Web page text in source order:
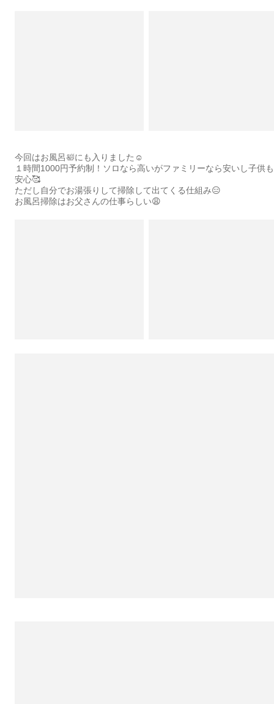
今回はお風呂🛀にも入りました☺️
１時間1000円予約制！ソロなら高いがファミリーなら安いし子供も
安心🥰
ただし自分でお湯張りして掃除して出てくる仕組み😑
お風呂掃除はお父さんの仕事らしい😩